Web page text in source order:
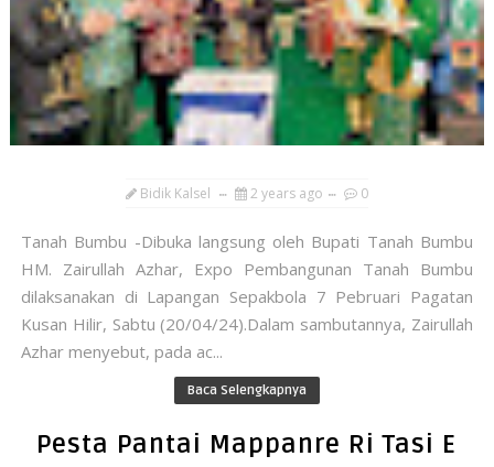
Bidik Kalsel 2 years ago 0
Tanah Bumbu -Dibuka langsung oleh Bupati Tanah Bumbu
HM. Zairullah Azhar, Expo Pembangunan Tanah Bumbu
dilaksanakan di Lapangan Sepakbola 7 Pebruari Pagatan
Kusan Hilir, Sabtu (20/04/24).Dalam sambutannya, Zairullah
Azhar menyebut, pada ac...
Baca Selengkapnya
Pesta Pantai Mappanre Ri Tasi E